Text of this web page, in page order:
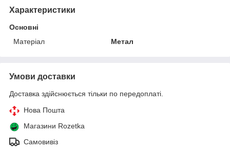
Характеристики
Основні
Матеріал
Метал
Умови доставки
Доставка здійснюється тільки по передоплаті.
Нова Пошта
Магазини Rozetka
Самовивіз